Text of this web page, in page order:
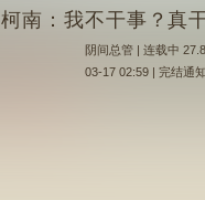
柯南：我不干事？真
阴间总管 | 连载中
03-17 02:59 | 完结通